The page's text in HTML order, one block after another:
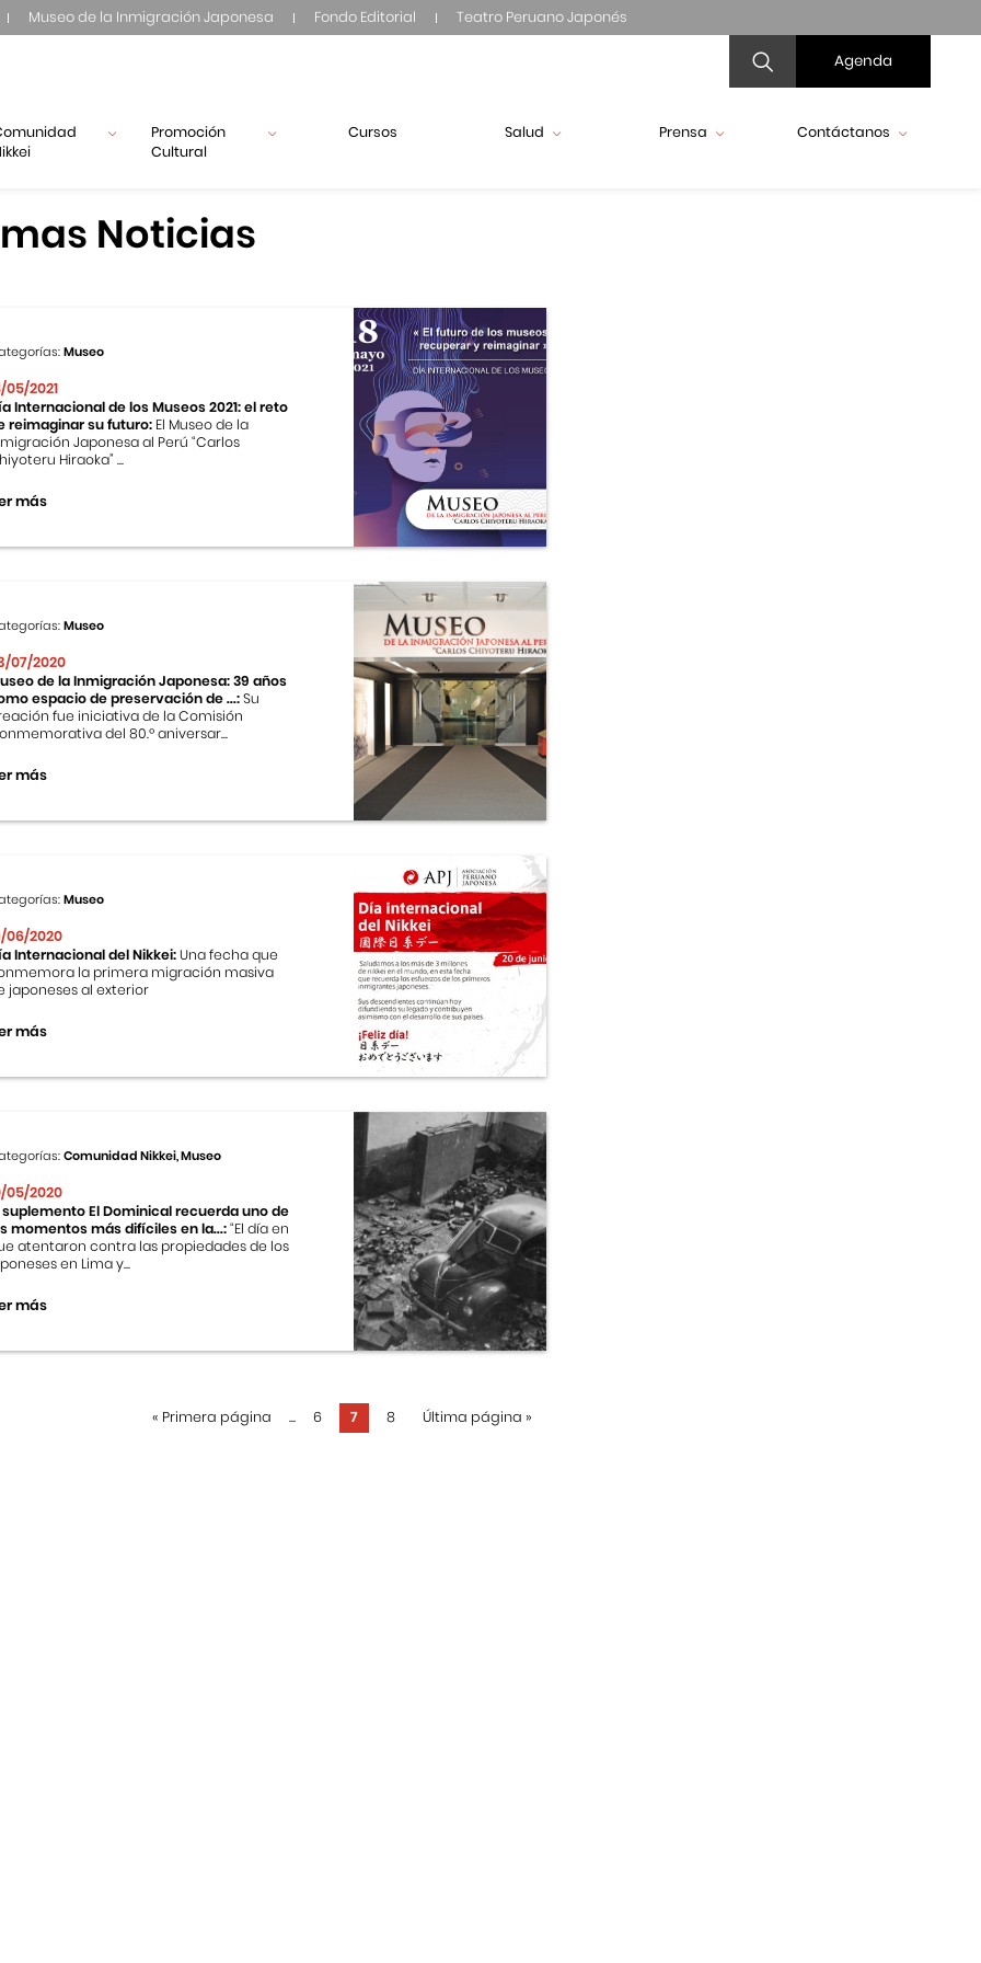
Museo de la Inmigración Japonesa Fondo Editorial Teatro Peruano Japonés
Agenda
Promoción
Cultural
Cursos Salud Prensa Contáctanos
Noticias
Museo
05/2021
Internacional de los Museos 2021: el reto
reimaginar su futuro: El Museo de la
Japonesa al Perú “Carlos
Hiraoka” ...
más
Museo
07/2020
de la Inmigración Japonesa: 39 años
espacio de preservación de ...:Su
fue iniciativa de la Comisión
del 80.º aniversar...
más
Museo
06/2020
Internacional del Nikkei:Una fecha que
la primera migración masiva
japoneses al exterior
más
Comunidad Nikkei, Museo
05/2020
suplemento El Dominical recuerda uno de
momentos más difíciles en la...:“El día en
atentaron contra las propiedades de los
en Lima y...
más
« Primera página ... 6 7 8 Última página »